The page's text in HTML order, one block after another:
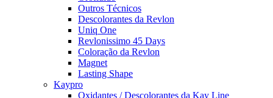
Outros Técnicos
Descolorantes da Revlon
Uniq One
Revlonissimo 45 Days
Coloração da Revlon
Magnet
Lasting Shape
Kaypro
Oxidantes / Descolorantes da Kay Line